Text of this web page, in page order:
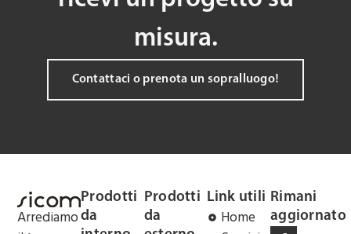
misura.
Contattaci o prenota un sopralluogo!
Arrediamo
Prodotti
da
Prodotti
da
Link utili
Home
Rimani
aggiornato